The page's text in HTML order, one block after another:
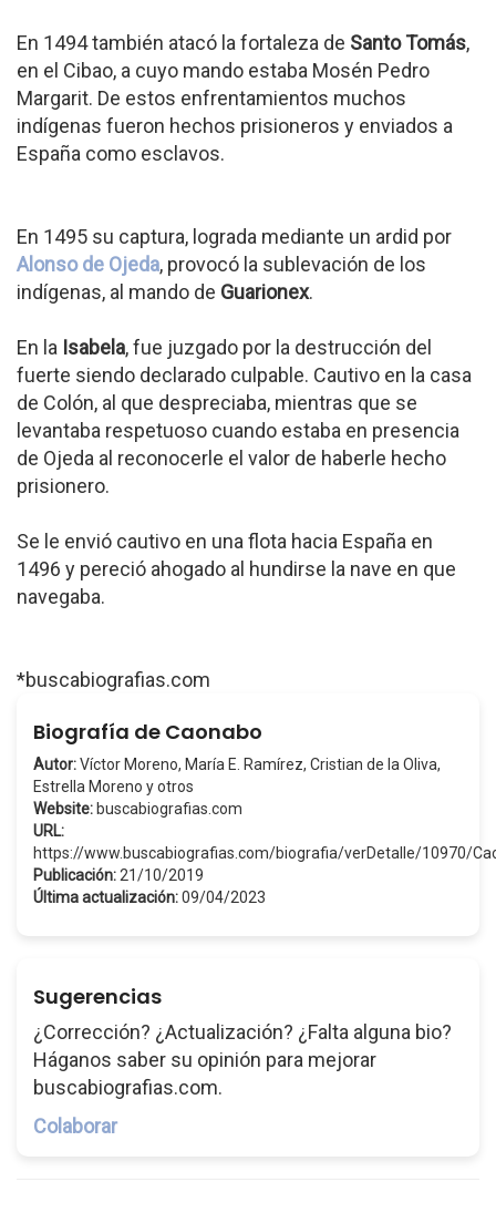
En 1494 también atacó la fortaleza de Santo Tomás,
en el Cibao, a cuyo mando estaba Mosén Pedro
Margarit. De estos enfrentamientos muchos
indígenas fueron hechos prisioneros y enviados a
España como esclavos.
En 1495 su captura, lograda mediante un ardid por
Alonso de Ojeda, provocó la sublevación de los
indígenas, al mando de Guarionex.
En la Isabela, fue juzgado por la destrucción del
fuerte siendo declarado culpable. Cautivo en la casa
de Colón, al que despreciaba, mientras que se
levantaba respetuoso cuando estaba en presen­cia
de Ojeda al reconocerle el valor de haberle hecho
prisionero.
Se le envió cautivo en una flota hacia España en
1496 y pereció ahogado al hundirse la nave en que
navegaba.
*buscabiografias.com
Biografía de Caonabo
Autor:Víctor Moreno, María E. Ramírez, Cristian de la Oliva,
Estrella Moreno y otros
Website: buscabiografias.com
URL:
https://www.buscabiografias.com/biografia/verDetalle/10970/
Publicación: 21/10/2019
Última actualización:09/04/2023
Sugerencias
¿Corrección? ¿Actualización? ¿Falta alguna bio?
Háganos saber su opinión para mejorar
buscabiografias.com.
Colaborar